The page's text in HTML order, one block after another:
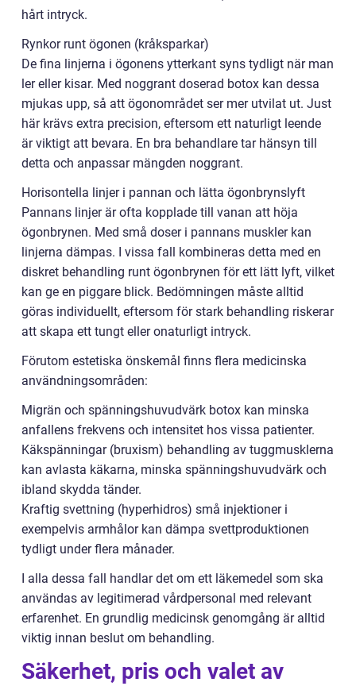
hårt intryck.
Rynkor runt ögonen (kråksparkar)
De fina linjerna i ögonens ytterkant syns tydligt när man
ler eller kisar. Med noggrant doserad botox kan dessa
mjukas upp, så att ögonområdet ser mer utvilat ut. Just
här krävs extra precision, eftersom ett naturligt leende
är viktigt att bevara. En bra behandlare tar hänsyn till
detta och anpassar mängden noggrant.
Horisontella linjer i pannan och lätta ögonbrynslyft
Pannans linjer är ofta kopplade till vanan att höja
ögonbrynen. Med små doser i pannans muskler kan
linjerna dämpas. I vissa fall kombineras detta med en
diskret behandling runt ögonbrynen för ett lätt lyft, vilket
kan ge en piggare blick. Bedömningen måste alltid
göras individuellt, eftersom för stark behandling riskerar
att skapa ett tungt eller onaturligt intryck.
Förutom estetiska önskemål finns flera medicinska
användningsområden:
Migrän och spänningshuvudvärk botox kan minska
anfallens frekvens och intensitet hos vissa patienter.
Käkspänningar (bruxism) behandling av tuggmusklerna
kan avlasta käkarna, minska spänningshuvudvärk och
ibland skydda tänder.
Kraftig svettning (hyperhidros) små injektioner i
exempelvis armhålor kan dämpa svettproduktionen
tydligt under flera månader.
I alla dessa fall handlar det om ett läkemedel som ska
användas av legitimerad vårdpersonal med relevant
erfarenhet. En grundlig medicinsk genomgång är alltid
viktig innan beslut om behandling.
Säkerhet, pris och valet av